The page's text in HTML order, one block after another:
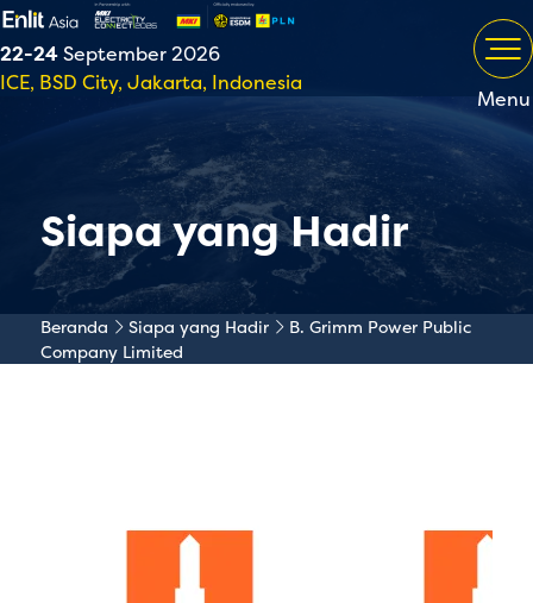
22-24September 2026
ICE, BSD City, Jakarta, Indonesia
Menu
Siapa yang Hadir
Beranda Siapa yang Hadir
B. Grimm Power Public
Company Limited